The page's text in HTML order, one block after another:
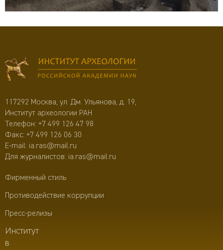
117292 Москва, ул. Дм. Ульянова, д. 19,
Институт археологии РАН
Телефон: +7 499 126 47 98
Факс: +7 499 126 06 30
E-mail: ia.ras@mail.ru
Для журналистов: ia.ras@mail.ru
Фирменный стиль
Противодействие коррупции
Пресс-релизы
Институт
в